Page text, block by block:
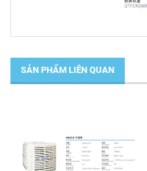
SẢN PHẨM LIÊN QUAN